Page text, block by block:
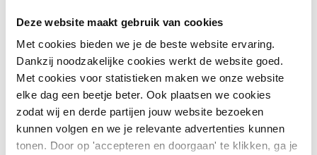
Deze website maakt gebruik van cookies
Met cookies bieden we je de beste website ervaring.
Dankzij noodzakelijke cookies werkt de website goed.
Met cookies voor statistieken maken we onze website
elke dag een beetje beter. Ook plaatsen we cookies
zodat wij en derde partijen jouw website bezoeken
kunnen volgen en we je relevante advertenties kunnen
tonen. Door op 'accepteren en doorgaan' te klikken, ga je
Puky Captn sharky
€175,-
Bike Totaal Ridder
Nijkerk
€175,-